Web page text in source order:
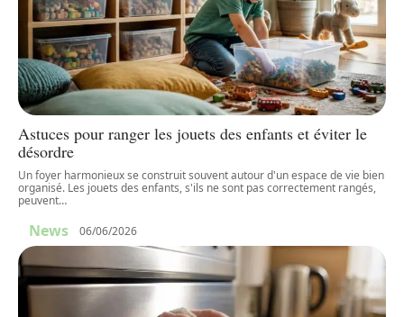
Astuces pour ranger les jouets des enfants et éviter le
désordre
Un foyer harmonieux se construit souvent autour d'un espace de vie bien
organisé. Les jouets des enfants, s'ils ne sont pas correctement rangés,
peuvent…
News 06/06/2026